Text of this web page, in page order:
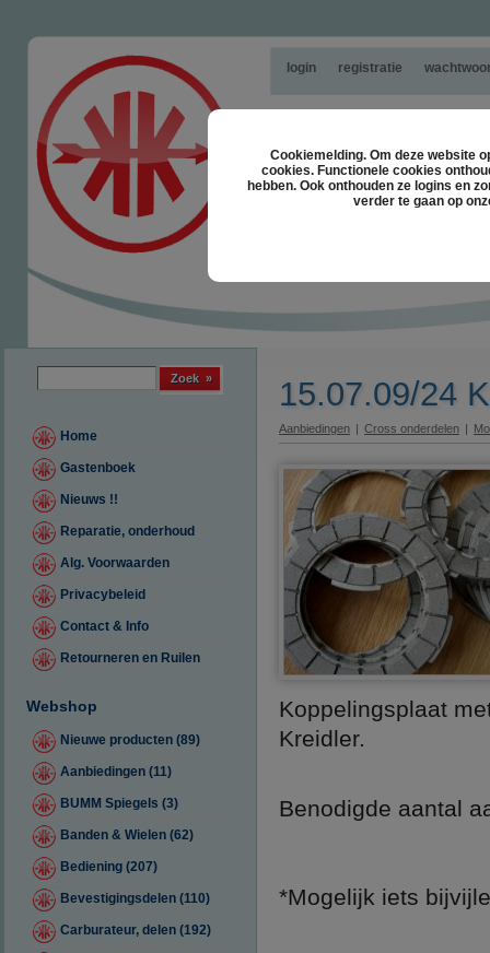
Cookiemelding. Om deze website
cookies. Functionele cookies
hebben. Ook onthouden ze logins en
verder te gaan op
login registratie
Home
Gastenboek
Nieuws !!
Reparatie, onderhoud
Alg. Voorwaarden
Privacybeleid
Contact & Info
Retourneren en Ruilen
Webshop
Nieuwe producten (89)
Aanbiedingen (11)
BUMM Spiegels (3)
Banden & Wielen (62)
Bediening (207)
Bevestigingsdelen (110)
Carburateur, delen (192)
15.07.09/24
Aanbiedingen | Cross onderdelen |
Koppelingsplaat
Kreidler.
Benodigde aantal
*Mogelijk iets